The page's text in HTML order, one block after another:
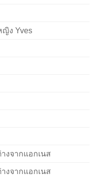
ญิง Yves
งจากแอกเนส
งจากแอกเนส